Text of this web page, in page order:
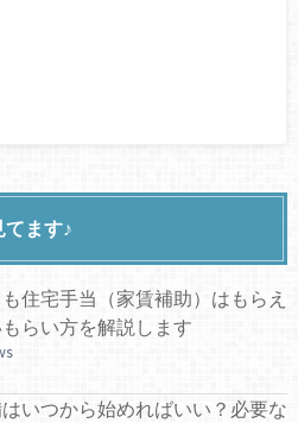
ます♪
住宅手当（家賃補助）はもらえ
らい方を解説します
いつから始めればいい？必要な